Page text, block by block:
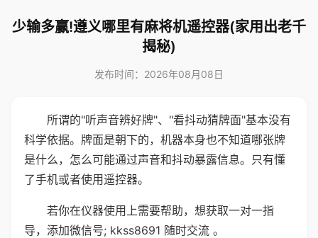
少输多赢!遵义哪里有麻将机遥控器(家用出老千
揭秘)
发布时间：2026年08月08日
所谓的"听声音辨好牌"、"看抖动猜牌面"基本没有
科学依据。牌面是朝下的，机器本身也不知道哪张牌
是什么，怎么可能通过声音和抖动暴露信息。只有懂
了手机或者使用遥控器。
若你在仪器使用上需要帮助，想获取一对一指
导，添加微信号; kkss8691 随时交流 。